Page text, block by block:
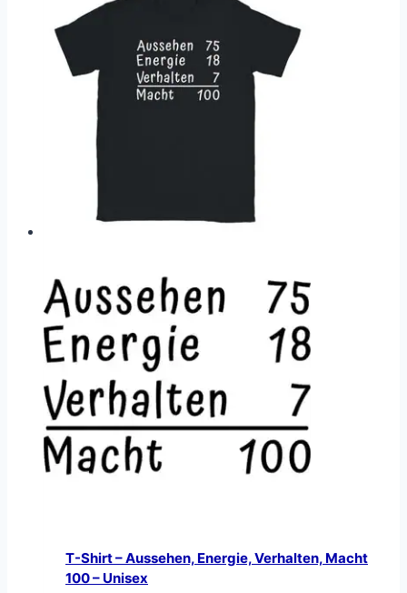
T-Shirt – Aussehen, Energie, Verhalten, Macht
100 – Unisex